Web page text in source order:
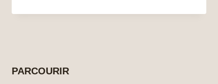
:
PARCOURIR